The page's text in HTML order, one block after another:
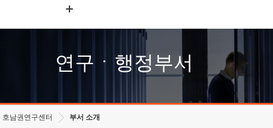
고객의소리
수의계약 현황
연구ㆍ행정부서
호남권연구센터 부서 소개